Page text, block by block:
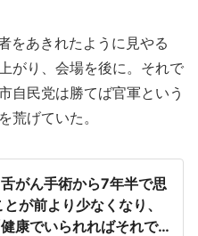
をあきれたように見やる
がり、会場を後に。それで
自民党は勝てば官軍という
荒げていた。
がん手術から7年半で思
が前より少なくなり、
康でいられればそれで